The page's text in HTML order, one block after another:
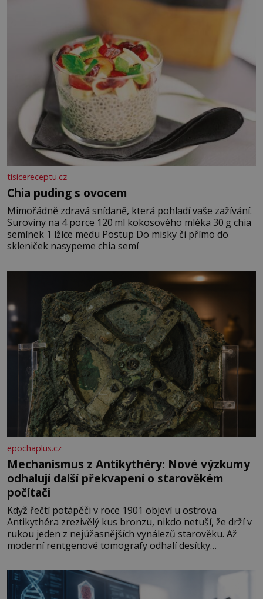
jarní cibulku ✿ 1 lžíci sezamových semínek
tisicereceptu.cz
Chia puding s ovocem
Mimořádně zdravá snídaně, která pohladí vaše zažívání.
Suroviny na 4 porce 120 ml kokosového mléka 30 g chia
semínek 1 lžíce medu Postup Do misky či přímo do
skleniček nasypeme chia semí
epochaplus.cz
Mechanismus z Antikythéry: Nové výzkumy
odhalují další překvapení o starověkém
počítači
Když řečtí potápěči v roce 1901 objeví u ostrova
Antikythéra zrezivělý kus bronzu, nikdo netuší, že drží v
rukou jeden z nejúžasnějších vynálezů starověku. Až
moderní rentgenové tomografy odhalí desítky
Antikythéry je dnes považován za nejstarší známý
analogový počítač na světě. Přesto ani po více než sto
letech výzkumu